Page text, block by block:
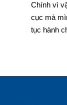
Chính vì
cục mà
tục hành